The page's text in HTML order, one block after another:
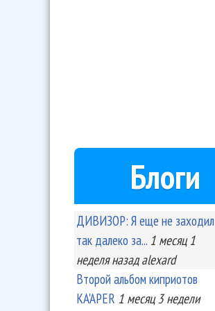
Блоги
ДИВИЗОР: Я еще не заходил
так далеко за... 1 месяц 1
неделяназад alexard
Второй альбом киприотов
KA'APER 1 месяц 3 недели